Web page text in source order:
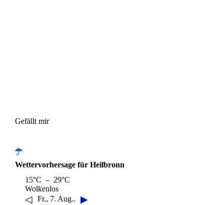
Gefällt mir
Wettervorhersage für Heilbronn
15°C – 29°C
Wolkenlos
◁ Fr., 7. Aug.. ▶